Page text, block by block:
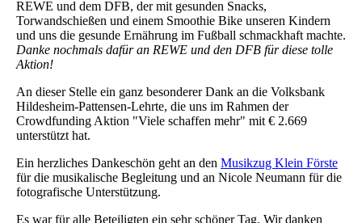
REWE und dem DFB, der mit gesunden Snacks,
Torwandschießen und einem Smoothie Bike unseren Kindern
und uns die gesunde Ernährung im Fußball schmackhaft machte.
Danke nochmals dafür an REWE und den DFB für diese tolle
Aktion!
An dieser Stelle ein ganz besonderer Dank an die Volksbank
Hildesheim-Pattensen-Lehrte, die uns im Rahmen der
Crowdfunding Aktion "Viele schaffen mehr" mit € 2.669
unterstützt hat.
Ein herzliches Dankeschön geht an den Musikzug Klein Förste
für die musikalische Begleitung und an Nicole Neumann für die
fotografische Unterstützung.
Es war für alle Beteiligten ein sehr schöner Tag. Wir danken